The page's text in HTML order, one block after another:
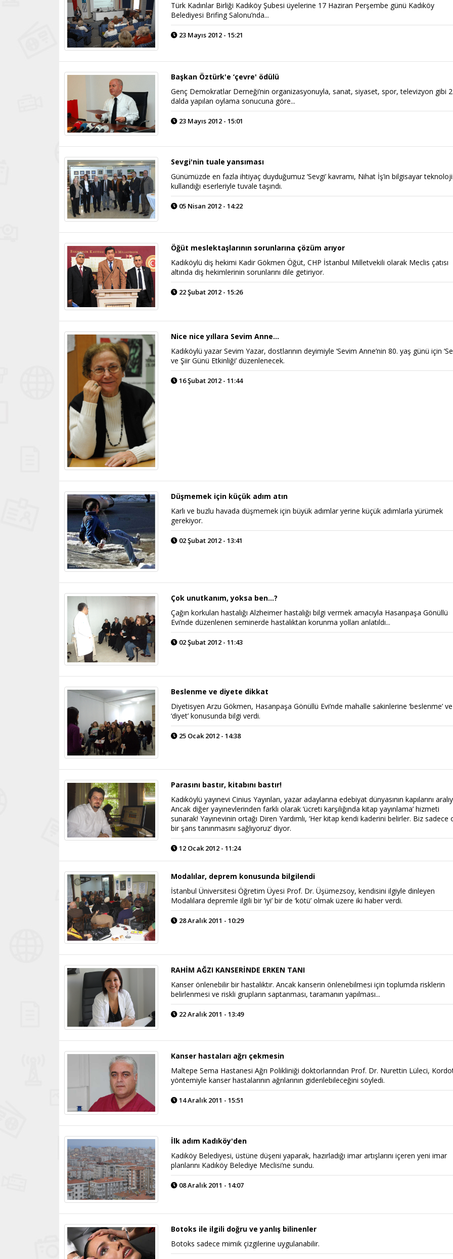
Türk Kadınlar Birliği Kadıköy Şubesi üyelerine 17 Haziran Perşembe günü Kadıköy
Belediyesi Brifing Salonu’nda...
23 Mayıs 2012 - 15:21
Başkan Öztürk'e ‘çevre' ödülü
Genç Demokratlar Derneği’nin organizasyonuyla, sanat, siyaset, spor, televizyon gibi
dalda yapılan oylama sonucuna göre...
23 Mayıs 2012 - 15:01
Sevgi'nin tuale yansıması
Günümüzde en fazla ihtiyaç duyduğumuz ‘Sevgi’ kavramı, Nihat İş’in bilgisayar
kullandığı eserleriyle tuvale taşındı.
05 Nisan 2012 - 14:22
Öğüt meslektaşlarının sorunlarına çözüm arıyor
Kadıköylü diş hekimi Kadir Gökmen Öğüt, CHP İstanbul Milletvekili olarak Meclis çatısı
altında diş hekimlerinin sorunlarını dile getiriyor.
22 Şubat 2012 - 15:26
Nice nice yıllara Sevim Anne...
Kadıköylü yazar Sevim Yazar, dostlarının deyimiyle ‘Sevim Anne’nin 80. yaş günü için
ve Şiir Günü Etkinliği’ düzenlenecek.
16 Şubat 2012 - 11:44
Düşmemek için küçük adım atın
Karlı ve buzlu havada düşmemek için büyük adımlar yerine küçük adımlarla yürümek
gerekiyor.
02 Şubat 2012 - 13:41
Çok unutkanım, yoksa ben...?
Çağın korkulan hastalığı Alzheimer hastalığı bilgi vermek amacıyla Hasanpaşa Gönüllü
Evi’nde düzenlenen seminerde hastalıktan korunma yolları anlatıldı...
02 Şubat 2012 - 11:43
Beslenme ve diyete dikkat
Diyetisyen Arzu Gökmen, Hasanpaşa Gönüllü Evi’nde mahalle sakinlerine ‘beslenme’ ve
‘diyet’ konusunda bilgi verdi.
25 Ocak 2012 - 14:38
Parasını bastır, kitabını bastır!
Kadıköylü yayınevi Cinius Yayınları, yazar adaylarına edebiyat dünyasının kapılarını
Ancak diğer yayınevlerinden farklı olarak ‘ücreti karşılığında kitap yayınlama’ hizmeti
sunarak! Yayınevinin ortağı Diren Yardımlı, ‘Her kitap kendi kaderini belirler. Biz sadece
bir şans tanınmasını sağlıyoruz’ diyor.
12 Ocak 2012 - 11:24
Modalılar, deprem konusunda bilgilendi
İstanbul Üniversitesi Öğretim Üyesi Prof. Dr. Üşümezsoy, kendisini ilgiyle dinleyen
Modalılara depremle ilgili bir ‘iyi’ bir de ‘kötü’ olmak üzere iki haber verdi.
28 Aralık 2011 - 10:29
RAHİM AĞZI KANSERİNDE ERKEN TANI
Kanser önlenebilir bir hastalıktır. Ancak kanserin önlenebilmesi için toplumda risklerin
belirlenmesi ve riskli grupların saptanması, taramanın yapılması...
22 Aralık 2011 - 13:49
Kanser hastaları ağrı çekmesin
Maltepe Sema Hastanesi Ağrı Polikliniği doktorlarından Prof. Dr. Nurettin Lüleci,
yöntemiyle kanser hastalarının ağrılarının giderilebileceğini söyledi.
14 Aralık 2011 - 15:51
İlk adım Kadıköy'den
Kadıköy Belediyesi, üstüne düşeni yaparak, hazırladığı imar artışlarını içeren yeni imar
planlarını Kadıköy Belediye Meclisi’ne sundu.
08 Aralık 2011 - 14:07
Botoks ile ilgili doğru ve yanlış bilinenler
Botoks sadece mimik çizgilerine uygulanabilir.